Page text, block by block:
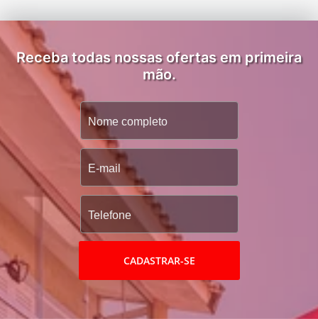
Receba todas nossas ofertas em primeira
mão.
CADASTRAR-SE